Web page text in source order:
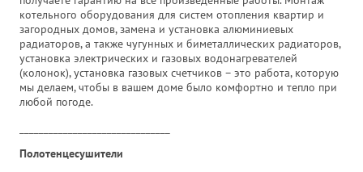
котельного оборудования для систем отопления квартир и
загородных домов, замена и установка алюминиевых
радиаторов, а также чугунных и биметаллических радиаторов,
установка электрических и газовых водонагревателей
(колонок), установка газовых счетчиков – это работа, которую
мы делаем, чтобы в вашем доме было комфортно и тепло при
любой погоде.
Полотенцесушители